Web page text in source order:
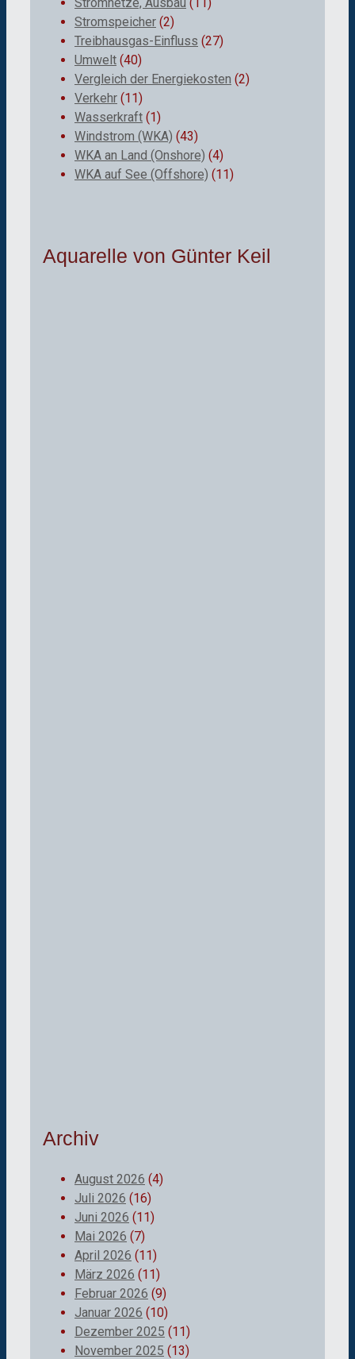
Stromspeicher (2)
Treibhausgas-Einfluss (27)
Umwelt (40)
Vergleich der Energiekosten (2)
Verkehr (11)
Wasserkraft (1)
Windstrom (WKA) (43)
WKA an Land (Onshore) (4)
WKA auf See (Offshore) (11)
Aquarelle von Günter Keil
Archiv
August 2026 (4)
Juli 2026 (16)
Juni 2026 (11)
Mai 2026 (7)
April 2026 (11)
März 2026 (11)
Februar 2026 (9)
Januar 2026 (10)
Dezember 2025 (11)
November 2025 (13)